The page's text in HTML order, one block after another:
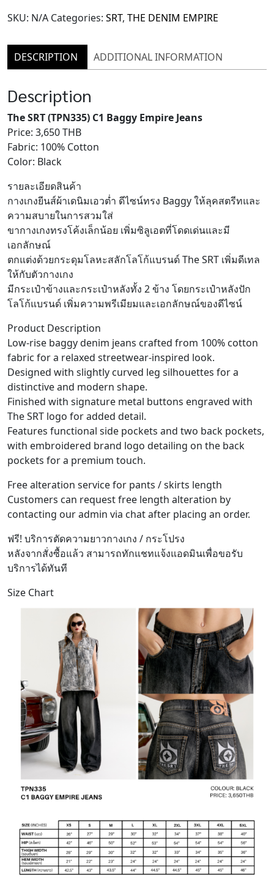
Empire
quantity
SKU: N/A Categories: SRT, THE DENIM EMPIRE
DESCRIPTION ADDITIONAL INFORMATION
Description
The SRT (TPN335) C1 Baggy Empire Jeans
Price: 3,650 THB
Fabric: 100% Cotton
Color: Black
รายละเอียดสินค้า
กางเกงยีนส์ผ้าเดนิมเอวต่ำ ดีไซน์ทรง Baggy ให้ลุคสตรีทและ
ความสบายในการสวมใส่
ขากางเกงทรงโค้งเล็กน้อย เพิ่มซิลูเอตที่โดดเด่นและมี
เอกลักษณ์
ตกแต่งด้วยกระดุมโลหะสลักโลโก้แบรนด์ The SRT เพิ่มดีเทล
ให้กับตัวกางเกง
มีกระเป๋าข้างและกระเป๋าหลังทั้ง 2 ข้าง โดยกระเป๋าหลังปัก
โลโก้แบรนด์ เพิ่มความพรีเมียมและเอกลักษณ์ของดีไซน์
Product Description
Low-rise baggy denim jeans crafted from 100% cotton
fabric for a relaxed streetwear-inspired look.
Designed with slightly curved leg silhouettes for a
distinctive and modern shape.
Finished with signature metal buttons engraved with
The SRT logo for added detail.
Features functional side pockets and two back pockets,
with embroidered brand logo detailing on the back
pockets for a premium touch.
Free alteration service for pants / skirts length
Customers can request free length alteration by
contacting our admin via chat after placing an order.
ฟรี! บริการตัดความยาวกางเกง / กระโปรง
หลังจากสั่งซื้อแล้ว สามารถทักแชทแจ้งแอดมินเพื่อขอรับ
บริการได้ทันที
Size Chart